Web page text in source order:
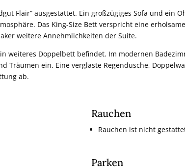
Flair“ ausgestattet. Ein großzügiges Sofa und ein
Das King-Size Bett verspricht eine
weitere Annehmlichkeiten der Suite.
weiteres Doppelbett befindet. Im modernen
ein. Eine verglaste Regendusche,
ab.
Rauchen
Rauchen ist nicht
Parken